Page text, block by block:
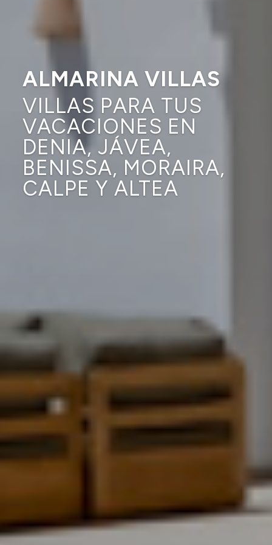
ALMARINA VILLAS
VILLAS PARA TUS
VACACIONES EN
DENIA, JÁVEA,
BENISSA, MORAIRA,
CALPE Y ALTEA